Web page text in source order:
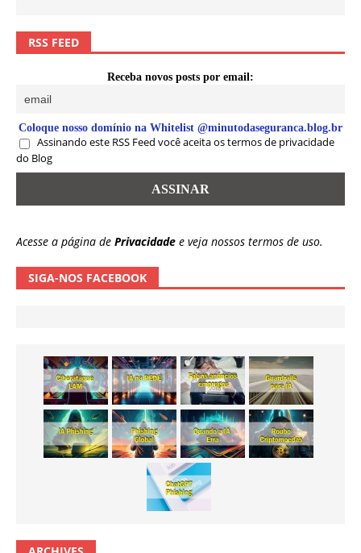
RSS FEED
Receba novos posts por email:
Coloque nosso domínio na Whitelist @minutodaseguranca.blog.br
Assinando este RSS Feed você aceita os termos de privacidade
do Blog
Acesse a página de Privacidade e veja nossos termos de uso.
SIGA-NOS FACEBOOK